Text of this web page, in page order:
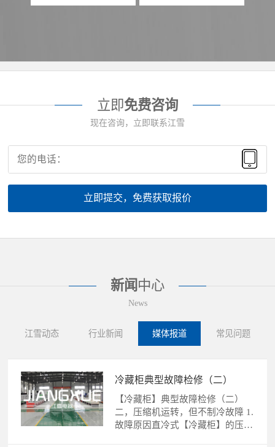
立即免费咨询
现在咨询，立即联系江雪
立即提交，免费获取报价
新闻 中心
News
江雪动态 行业新闻 媒体报道 常见问题
冷藏柜典型故障检修（二）
【冷藏柜】典型故障检修（二）
二，压缩机运转，但不制冷故障 1.
故障原因直冷式【冷藏柜】的压缩